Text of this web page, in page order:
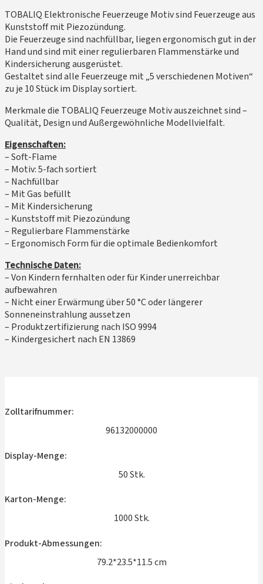
TOBALIQ Elektronische Feuerzeuge Motiv sind Feuerzeuge aus
Kunststoff mit Piezozündung.
Die Feuerzeuge sind nachfüllbar, liegen ergonomisch gut in der
Hand und sind mit einer regulierbaren Flammenstärke und
Kindersicherung ausgerüstet.
Gestaltet sind alle Feuerzeuge mit „5 verschiedenen Motiven“
zu je 10 Stück im Display sortiert.
Merkmale die TOBALIQ Feuerzeuge Motiv auszeichnet sind –
Qualität, Design und Außergewöhnliche Modellvielfalt.
Eigenschaften:
– Soft-Flame
– Motiv: 5-fach sortiert
– Nachfüllbar
– Mit Gas befüllt
– Mit Kindersicherung
– Kunststoff mit Piezozündung
– Regulierbare Flammenstärke
– Ergonomisch Form für die optimale Bedienkomfort
Technische Daten:
– Von Kindern fernhalten oder für Kinder unerreichbar
aufbewahren
– Nicht einer Erwärmung über 50 °C oder längerer
Sonneneinstrahlung aussetzen
– Produktzertifizierung nach ISO 9994
– Kindergesichert nach EN 13869
Zolltarifnummer:
96132000000
Display-Menge:
50 Stk.
Karton-Menge:
1000 Stk.
Produkt-Abmessungen:
79.2*23.5*11.5 cm